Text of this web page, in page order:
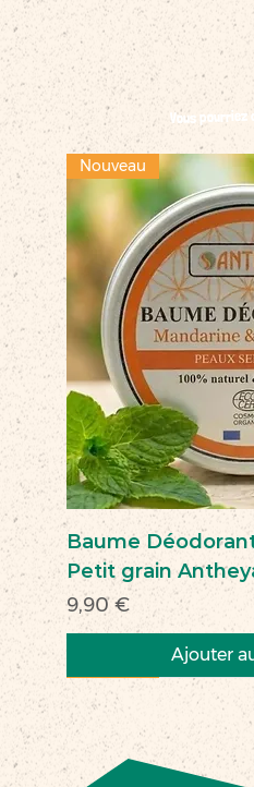
Vous
Nouveau
Baume
Petit grain
Prix
9,90 €
Ajouter
Nouveau
Nouveau
Nouveau
Nouveau
Nouveau
Nouveau
Nouveau
Nouveauté
Nouveau
Nouveau
Commerce équitable
Nouveau